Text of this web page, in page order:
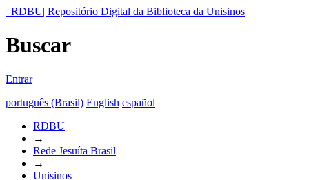
RDBU| Repositório Digital da Biblioteca da Unisinos
Buscar
Entrar
português (Brasil) English español
RDBU
→
Rede Jesuíta Brasil
→
Unisinos